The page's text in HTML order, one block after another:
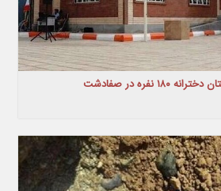
۱۸۰ نفره در صفادشت